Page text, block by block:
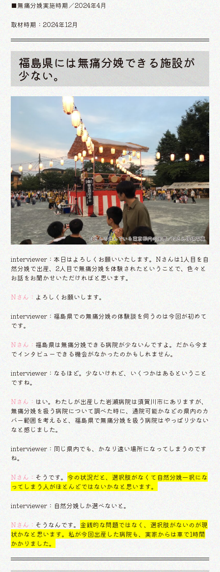
■無痛分娩実施時期／2024年4月
取材時期：2024年12月
福島県には無痛分娩できる施設が
少ない。
Nさんの住んでいる東京都内の風景／Nさん提供写真
interviewer：本日はよろしくお願いいたします。Nさんは1人目を自
然分娩で出産、2人目で無痛分娩を体験されたということで、色々と
お話をお聞かせいただければと思います。
Nさん： よろしくお願いします。
interviewer：福島県での無痛分娩の体験談を伺うのは今回が初めて
です。
Nさん： 福島県は無痛分娩できる病院が少ないんですよ。だから今ま
でインタビューできる機会がなかったのかもしれません。
interviewer：なるほど。少ないけれど、いくつかはあるということ
ですね。
Nさん： はい。わたしが出産した岩瀬病院は須賀川市にありますが、
無痛分娩を扱う病院について調べた時に、通院可能かなどの県内のカ
バー範囲を考えると、福島県で無痛分娩を扱う病院はやっぱり少ない
なと感じました。
interviewer：同じ県内でも、かなり遠い場所になってしまうのです
ね。
Nさん： そうです。 今の状況だと、選択肢がなくて自然分娩一択にな
ってしまう人がほとんどではないかなと思います。
interviewer：自然分娩しか選べないと。
Nさん： そうなんです。 金銭的な問題ではなく、選択肢がないのが現
状かなと思います。私が今回出産した病院も、実家からは車で1時間
かかりました。